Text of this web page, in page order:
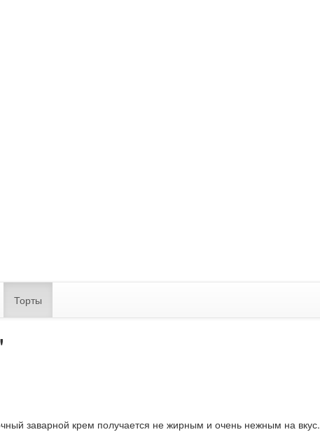
Торты
заварной крем получается не жирным и очень нежным на вкус.